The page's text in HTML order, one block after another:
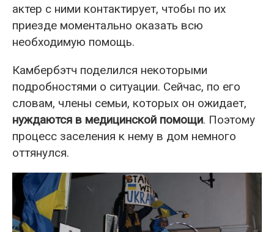
актер с ними контактирует, чтобы по их
приезде моментально оказать всю
необходимую помощь.
Камбербэтч поделился некоторыми
подробностями о ситуации. Сейчас, по его
словам, члены семьи, которых он ожидает,
нуждаются в медицинской помощи. Поэтому
процесс заселения к нему в дом немного
оттянулся.